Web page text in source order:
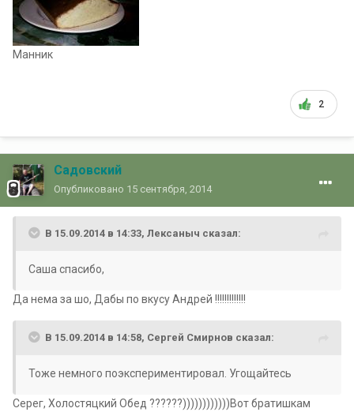
Манник
2
Садовский
Опубликовано 15 сентября, 2014
В 15.09.2014 в 14:33, Лексаныч сказал:
Саша спасибо,
Да нема за шо, Дабы по вкусу Андрей !!!!!!!!!!!!!
В 15.09.2014 в 14:58, Сергей Смирнов сказал:
Тоже немного поэкспериментировал. Угощайтесь
Серег, Холостяцкий Обед ??????))))))))))))Вот братишкам